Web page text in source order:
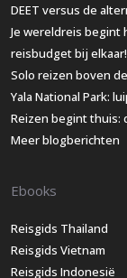
DEET versus de
Je wereldreis begint
reisbudget bij elkaar!
Solo reizen boven
Yala National Park:
Reizen begint thuis:
Meer blogberichten
Ebooks
Reisgids Thailand
Reisgids Vietnam
Reisgids Indonesië